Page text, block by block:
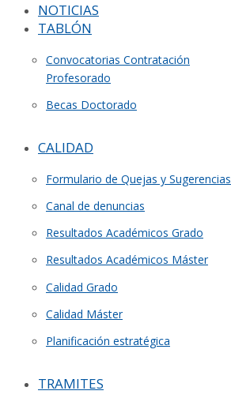
NOTICIAS
TABLÓN
Convocatorias Contratación
Profesorado
Becas Doctorado
CALIDAD
Formulario de Quejas y Sugerencias
Canal de denuncias
Resultados Académicos Grado
Resultados Académicos Máster
Calidad Grado
Calidad Máster
Planificación estratégica
TRAMITES